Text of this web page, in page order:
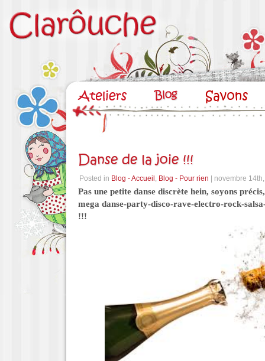
Danse de la joie !!!
Posted in Blog - Accueil , Blog - Pour rien | novembre
Pas une petite danse discrète hein, soyons
mega danse-party-disco-rave-electro-rock-
!!!